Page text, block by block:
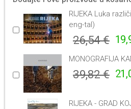
RIJEKA Luka
eng-tal)
26,54 €
MONOGRAFIJA
39,82 €
RIJEKA - GRAD